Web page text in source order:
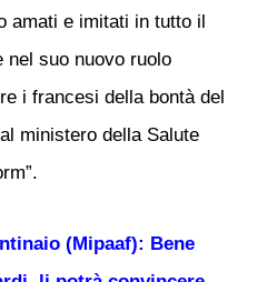
amati e imitati in tutto il
nel suo nuovo ruolo
i francesi della bontà del
ministero della Salute
(Mipaaf): Bene